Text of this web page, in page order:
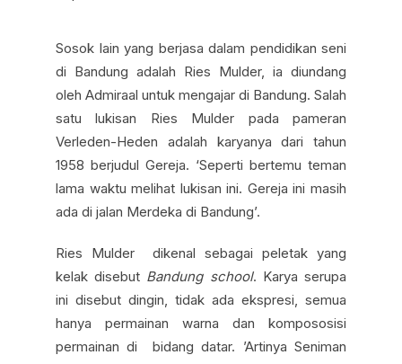
Sosok lain yang berjasa dalam pendidikan seni
di Bandung adalah Ries Mulder, ia diundang
oleh Admiraal untuk mengajar di Bandung. Salah
satu lukisan Ries Mulder pada pameran
Verleden-Heden adalah karyanya dari tahun
1958 berjudul Gereja. ‘Seperti bertemu teman
lama waktu melihat lukisan ini. Gereja ini masih
ada di jalan Merdeka di Bandung’.
Ries Mulder dikenal sebagai peletak yang
kelak disebut Bandung school. Karya serupa
ini disebut dingin, tidak ada ekspresi, semua
hanya permainan warna dan kompososisi
permainan di bidang datar. ’Artinya Seniman